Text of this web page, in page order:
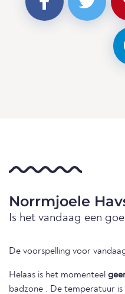
Norrmjoele
Is het vandaag een
De voorspelling voor
Helaas is het momenteel
badzone . De temperatuur is